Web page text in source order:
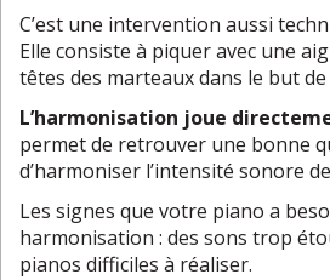
C’est une intervention aussi
Elle consiste à piquer avec une
têtes des marteaux dans le but
L’harmonisation joue
permet de retrouver une bonne
d’harmoniser l’intensité sonore
Les signes que votre piano a
harmonisation : des sons trop
pianos difficiles à réaliser.